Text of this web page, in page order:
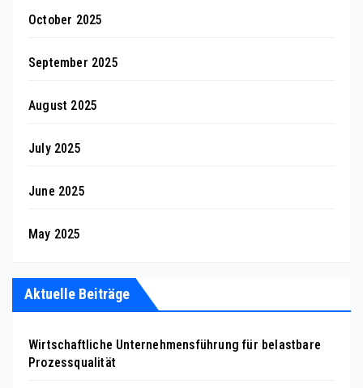
October 2025
September 2025
August 2025
July 2025
June 2025
May 2025
Aktuelle Beiträge
Wirtschaftliche Unternehmensführung für belastbare
Prozessqualität